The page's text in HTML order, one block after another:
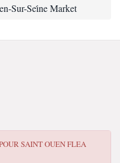
Sur-Sei̇ne Market
SAINT OUEN FLEA